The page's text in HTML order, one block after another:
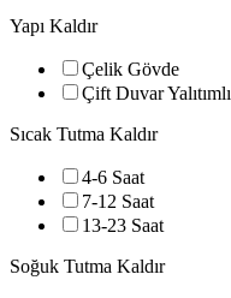
Yapı Kaldır
Çelik Gövde
Çift Duvar Yalıtımlı
Sıcak Tutma Kaldır
4-6 Saat
7-12 Saat
13-23 Saat
Soğuk Tutma Kaldır